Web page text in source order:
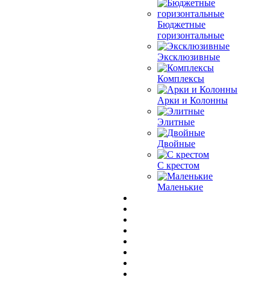
Бюджетные
горизонтальные
Эксклюзивные
Комплексы
Арки и Колонны
Элитные
Двойные
С крестом
Маленькие